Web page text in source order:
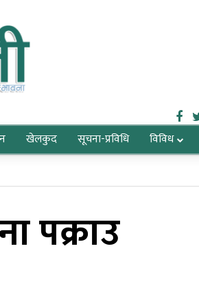
खेलकुद सूचना-प्रविधि विविध
आगामी आर्थिक वर्षको नीति,
कार्यक्रम र बजेटको तयारी
अन्तिम चरणमाः प्रधानमन्त्री
पक्राउ